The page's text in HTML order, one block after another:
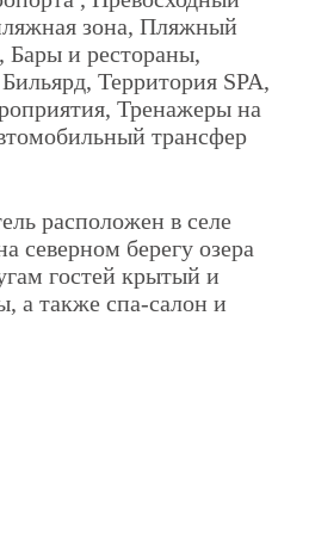
зона, Пляжный
Бары и рестораны,
Территория SPA,
Тренажеры на
трансфер
расположен в селе
северном берегу озера
гостей крытый и
а также спа-салон и